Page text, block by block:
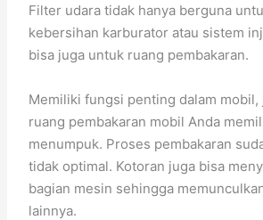
Filter udara tidak hanya berguna
kebersihan karburator atau sistem
bisa juga untuk ruang pembakaran.
Memiliki fungsi penting dalam mobil,
ruang pembakaran mobil Anda
menumpuk. Proses pembakaran
tidak optimal. Kotoran juga bisa
bagian mesin sehingga
lainnya.